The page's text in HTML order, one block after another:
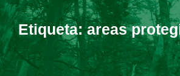
Etiqueta:areas